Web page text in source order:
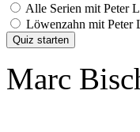
Alle Serien mit Peter
Löwenzahn mit Peter
Quiz starten
Marc